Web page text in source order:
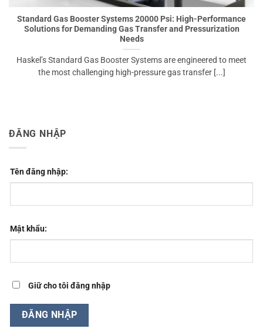
Standard Gas Booster Systems 20000 Psi: High-Performance
Solutions for Demanding Gas Transfer and Pressurization
Needs
Haskel’s Standard Gas Booster Systems are engineered to meet
the most challenging high-pressure gas transfer [...]
ĐĂNG NHẬP
Tên đăng nhập:
Mật khẩu:
Giữ cho tôi đăng nhập
ĐĂNG NHẬP